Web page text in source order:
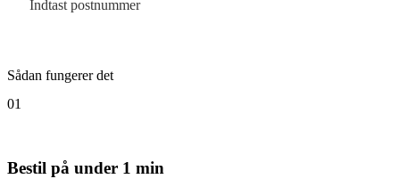
Sådan fungerer det
01
Bestil på under 1 min